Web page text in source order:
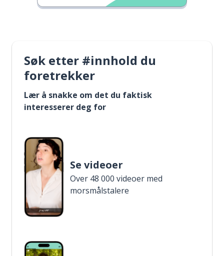
Søk etter #innhold du
foretrekker
Lær å snakke om det du faktisk
interesserer deg for
Se videoer
Over 48 000 videoer med
morsmålstalere